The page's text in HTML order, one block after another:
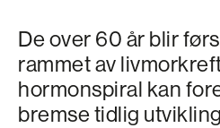
De over 60 år blir
rammet av
hormonspiral kan
bremse tidlig